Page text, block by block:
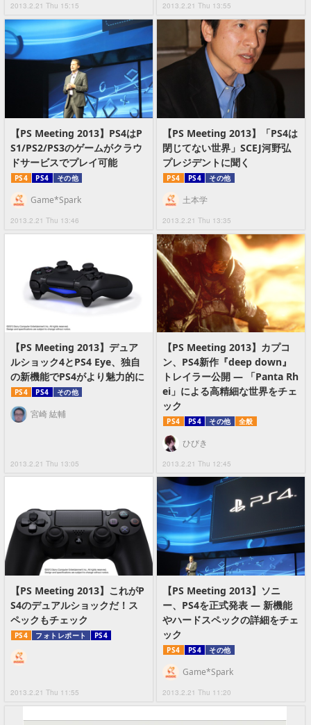
2013.2.21 Thu 15:15 2013.2.21 Thu 13:55
【PS Meeting 2013】PS4はP
S1/PS2/PS3のゲームがクラウ
ドサービスでプレイ可能
PS4 PS4 その他
2013.2.21 Thu 13:46
Game*Spark
【PS Meeting 2013】「PS4は
閉じてない世界」SCEJ河野弘
プレジデントに聞く
PS4 PS4 その他
2013.2.21 Thu 13:35
土本学
【PS Meeting 2013】デュア
ルショック4とPS4 Eye、独自
の新機能でPS4がより魅力的に
PS4 PS4 その他
2013.2.21 Thu 13:05
宮崎 紘輔
【PS Meeting 2013】カプコ
ン、PS4新作『deep down』
トレイラー公開 ― 「Panta Rh
ei」による高精細な世界をチェ
ック
PS4 PS4 その他 全般
2013.2.21 Thu 12:45
ひびき
【PS Meeting 2013】これがP
S4のデュアルショックだ！ス
ペックもチェック
PS4 フォトレポート PS4
2013.2.21 Thu 11:55
【PS Meeting 2013】ソニ
ー、PS4を正式発表 ― 新機能
やハードスペックの詳細をチェ
ック
PS4 PS4 その他
2013.2.21 Thu 11:20
Game*Spark